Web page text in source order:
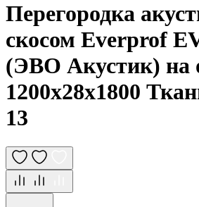
Перегородка
скосом Everprof
(ЭВО Акустик) на
1200х28х1800
13